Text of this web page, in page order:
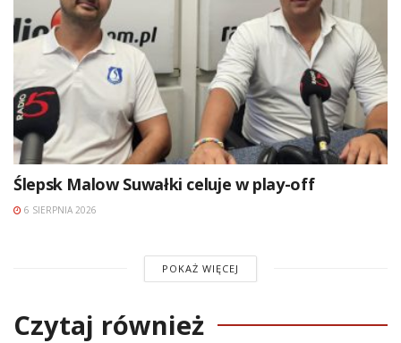
Ślepsk Malow Suwałki celuje w play-off
6 SIERPNIA 2026
POKAŻ WIĘCEJ
Czytaj również